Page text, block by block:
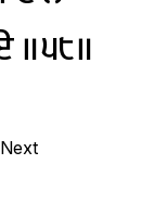
॥੫੮॥
Next